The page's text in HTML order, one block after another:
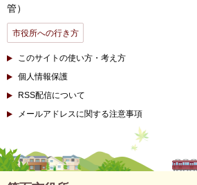
管）
市役所への行き方
このサイトの使い方・考え方
個人情報保護
RSS配信について
メールアドレスに関する注意事項